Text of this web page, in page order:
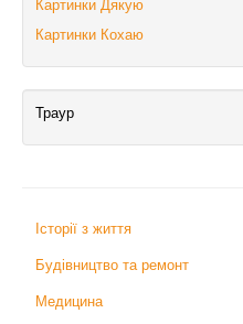
Картинки Кохаю
Траур
Історії з життя
Будівництво та ремонт
Медицина